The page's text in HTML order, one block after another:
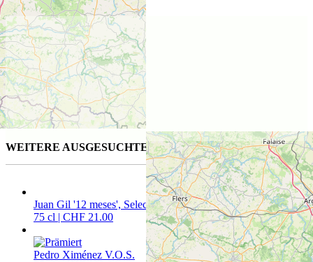
Lage der Distillerie
WEITERE AUSGESUCHTE WEINE FÜR SIE
Juan Gil '12 meses', Selección Especial
75 cl | CHF 21.00
Pedro Ximénez V.O.S.